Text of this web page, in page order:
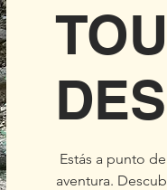
Estás a punto
aventura.